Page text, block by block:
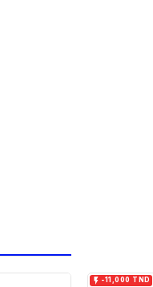
 -11,000 TND